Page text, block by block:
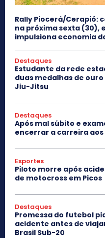
Rally Piocerá/Cerapió:
na próxima sexta
impulsiona economia
Destaques
Estudante da rede
duas medalhas de
Jiu-Jitsu
Destaques
Após mal súbito e
encerrar a carreira aos
Esportes
Piloto morre após
de motocross em Picos
Destaques
Promessa do futebol
acidente antes de
Brasil Sub-20